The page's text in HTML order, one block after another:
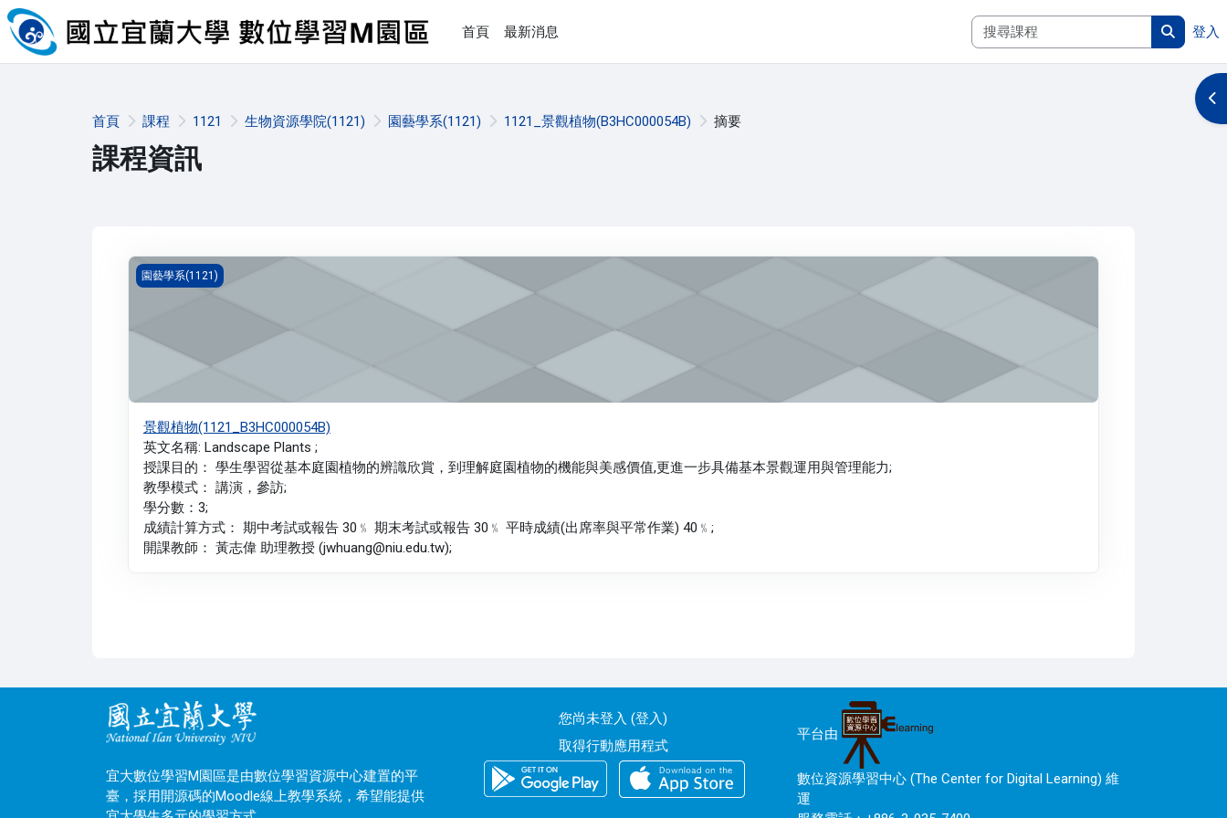
跳至主內容
首頁
最新消息
搜尋課程
搜尋課程
登入
首頁 課程 1121 生物資源學院(1121) 園藝學系(1121) 1121_景觀植物(B3HC000054B) 摘要
課程資訊
開
景觀植物(1121_B3HC000054B)
園藝學系(1121)
景觀植物(1121_B3HC000054B)
英文名稱: Landscape Plants ;
授課目的： 學生學習從基本庭園植物的辨識欣賞，到理解庭園植物的機能與美感價值,更進一步具備基本景觀運用與管理能力;
教學模式： 講演，參訪;
學分數：3;
成績計算方式： 期中考試或報告 30﹪ 期末考試或報告 30﹪ 平時成績(出席率與平常作業) 40﹪;
開課教師： 黃志偉 助理教授 (jwhuang@niu.edu.tw);
宜大數位學習M園區是由數位學習資源中心建置的平
臺，採用開源碼的Moodle線上教學系統，希望能提供
您尚未登入 (登入)
取得行動應用程式
平台由
數位資源學習中心 (The Center for Digital Learning) 維
運